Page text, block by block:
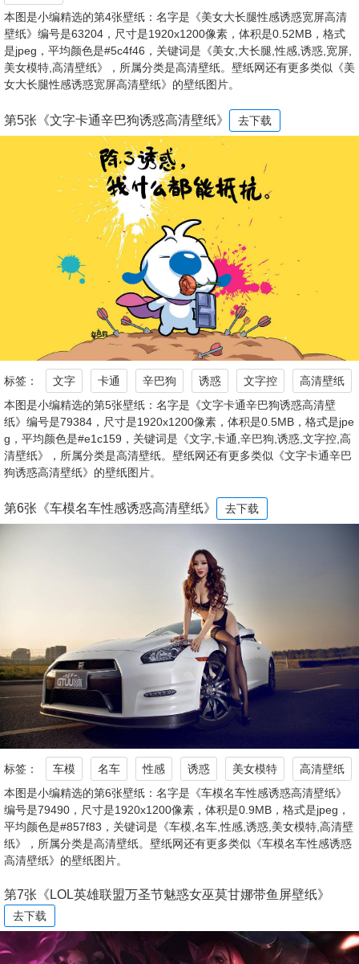
本图是小编精选的第4张壁纸：名字是《美女大长腿性感诱惑宽屏高清
壁纸》编号是63204，尺寸是1920x1200像素，体积是0.52MB，格式
是jpeg，平均颜色是#5c4f46，关键词是《美女,大长腿,性感,诱惑,宽屏,
美女模特,高清壁纸》，所属分类是高清壁纸。壁纸网还有更多类似《美
女大长腿性感诱惑宽屏高清壁纸》的壁纸图片。
第5张《文字卡通辛巴狗诱惑高清壁纸》 去下载
标签： 文字 卡通 辛巴狗 诱惑 文字控
高清壁纸
本图是小编精选的第5张壁纸：名字是《文字卡通辛巴狗诱惑高清壁
纸》编号是79384，尺寸是1920x1200像素，体积是0.5MB，格式是jpe
g，平均颜色是#e1c159，关键词是《文字,卡通,辛巴狗,诱惑,文字控,高
清壁纸》，所属分类是高清壁纸。壁纸网还有更多类似《文字卡通辛巴
狗诱惑高清壁纸》的壁纸图片。
第6张《车模名车性感诱惑高清壁纸》 去下载
标签： 车模 名车 性感 诱惑 美女模特
高清壁纸
本图是小编精选的第6张壁纸：名字是《车模名车性感诱惑高清壁纸》
编号是79490，尺寸是1920x1200像素，体积是0.9MB，格式是jpeg，
平均颜色是#857f83，关键词是《车模,名车,性感,诱惑,美女模特,高清壁
纸》，所属分类是高清壁纸。壁纸网还有更多类似《车模名车性感诱惑
高清壁纸》的壁纸图片。
第7张《LOL英雄联盟万圣节魅惑女巫莫甘娜带鱼屏壁纸》
去下载